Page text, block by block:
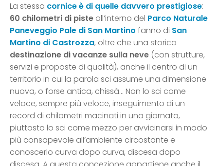
La stessa cornice è di quelle davvero prestigiose:
60 chilometri di piste all’interno del Parco Naturale
Paneveggio Pale di San Martino fanno di San
Martino di Castrozza, oltre che una storica
destinazione di vacanze sulla neve (con strutture,
servizi e proposte di qualità), anche il centro di un
territorio in cui la parola sci assume una dimensione
nuova, o forse antica, chissà… Non lo sci come
veloce, sempre più veloce, inseguimento di un
record di chilometri macinati in una giornata,
piuttosto lo sci come mezzo per avvicinarsi in modo
più consapevole all’ambiente circostante e
conoscerlo curva dopo curva, discesa dopo